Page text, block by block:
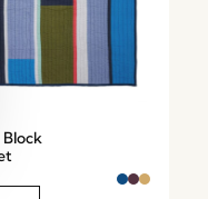
Block